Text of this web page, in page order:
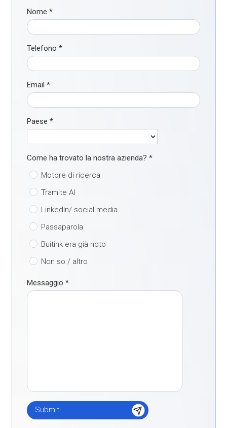
Nome*
Telefono*
Email*
Paese*
Come ha trovato la nostra azienda?*
Motore di ricerca
Tramite AI
LinkedIn/ social media
Passaparola
Buitink era già noto
Non so / altro
Messaggio*